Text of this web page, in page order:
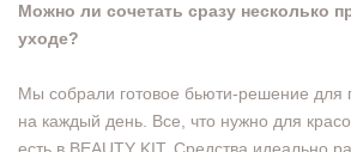
Можно ли сочетать сразу несколько
уходе?
Мы собрали готовое бьюти-решение для
на каждый день. Все, что нужно для